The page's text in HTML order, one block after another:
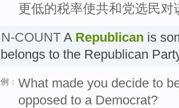
更低的税率使共和党选民对
N-COUNT A Republican is
belongs to the Republican
例： What made you decide to
opposed to a Democrat?